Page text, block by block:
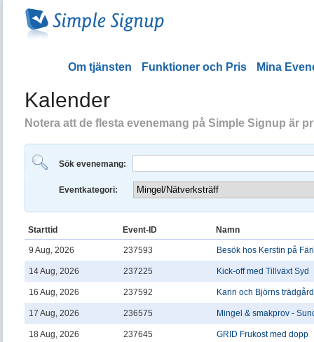
Om tjänsten Funktioner och Pris Mina
Kalender
Notera att de flesta evenemang på Simple Signup är
Sök evenemang:
Eventkategori:
Starttid Event-ID Namn
9 Aug, 2026 237593 Besök hos Kerstin på
14 Aug, 2026 237225 Kick-off med Tillväxt Syd
16 Aug, 2026 237592 Karin och Björns
17 Aug, 2026 236575 Mingel & smakprov -
18 Aug, 2026 237645 GRID Frukost med dopp